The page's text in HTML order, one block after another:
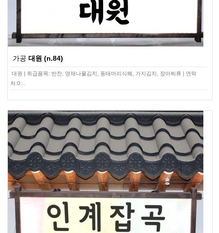
가공 대원 (n.84)
대원 | 취급품목: 반찬, 영채나물김치, 동태머리식혜, 가지김치, 장아찌류 | 연락
처:0…